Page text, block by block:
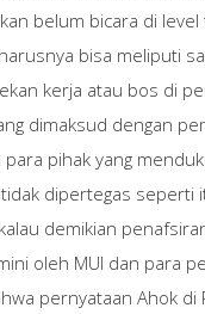
belum bicara di
bisa meliputi
kerja atau bos di
dimaksud dengan
para pihak yang
dipertegas seperti
demikian
oleh MUI dan para
pernyataan Ahok di